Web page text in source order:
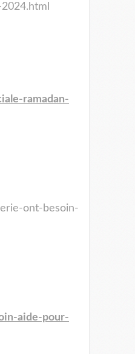
ramadan-
ont-besoin-
aide-pour-